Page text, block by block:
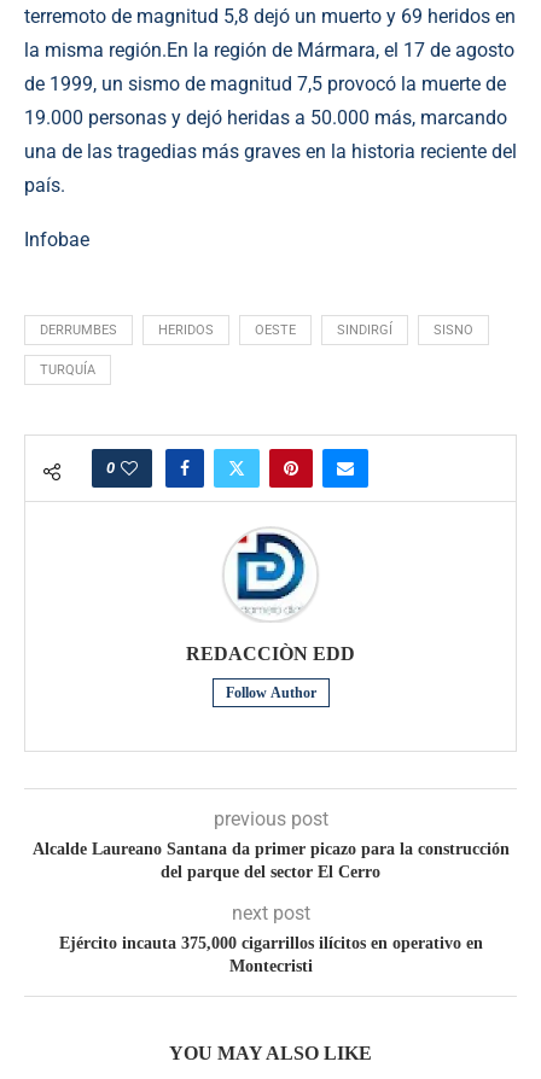
terremoto de magnitud 5,8 dejó un muerto y 69 heridos en
la misma región.En la región de Mármara, el 17 de agosto
de 1999, un sismo de magnitud 7,5 provocó la muerte de
19.000 personas y dejó heridas a 50.000 más, marcando
una de las tragedias más graves en la historia reciente del
país.
Infobae
DERRUMBES HERIDOS OESTE SINDIRGÍ SISNO
TURQUÍA
0
REDACCIÒN EDD
Follow Author
previous post
Alcalde Laureano Santana da primer picazo para la construcción
del parque del sector El Cerro
next post
Ejército incauta 375,000 cigarrillos ilícitos en operativo en
Montecristi
YOU MAY ALSO LIKE